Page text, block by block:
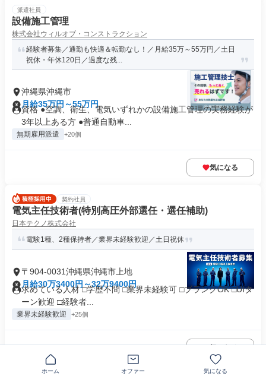
派遣社員
設備施工管理
株式会社ウィルオブ・コンストラクション
経験者募集／通勤も快適＆転勤なし！／月給35万～55万円／土日
祝休・年休120日／過度な残...
沖縄県沖縄市
月給35万円～55万円
資格 ●空調、衛生、電気いずれかの設備施工管理の実務経験が
3年以上ある方 ●普通自動車...
無期雇用派遣 +20個
気になる
契約社員
電気主任技術者(特別高圧外部選任・選任補助)
日本テクノ株式会社
電験1種、2種保持者／業界未経験歓迎／土日祝休
〒904-0031沖縄県沖縄市上地
月給30万3400円～32万9400円
求めている人材 □学歴不問 □業界未経験可 □ブランクOK □UIタ
ーン歓迎 □経験者...
業界未経験歓迎 +25個
気になる
ホーム オファー 気になる